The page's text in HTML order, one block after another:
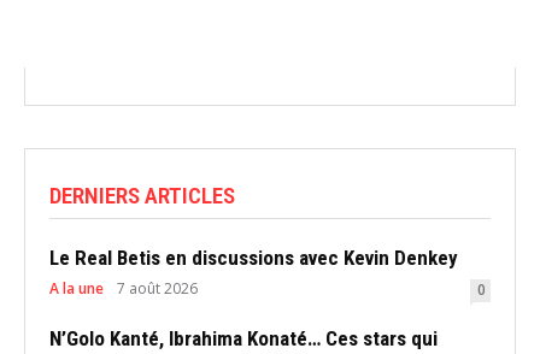
DERNIERS ARTICLES
Le Real Betis en discussions avec Kevin Denkey
A la une 7 août 2026 0
N’Golo Kanté, Ibrahima Konaté… Ces stars qui